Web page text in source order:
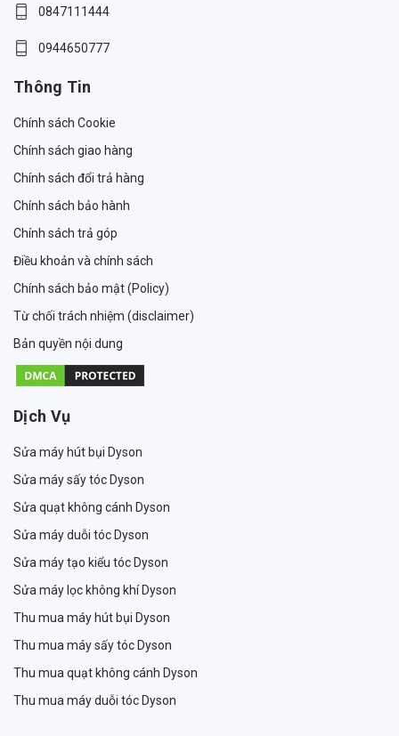
0847111444
0944650777
Thông Tin
Chính sách Cookie
Chính sách giao hàng
Chính sách đổi trả hàng
Chính sách bảo hành
Chính sách trả góp
Điều khoản và chính sách
Chính sách bảo mật (Policy)
Từ chối trách nhiệm (disclaimer)
Bản quyền nội dung
Dịch Vụ
Sửa máy hút bụi Dyson
Sửa máy sấy tóc Dyson
Sửa quạt không cánh Dyson
Sửa máy duỗi tóc Dyson
Sửa máy tạo kiểu tóc Dyson
Sửa máy lọc không khí Dyson
Thu mua máy hút bụi Dyson
Thu mua máy sấy tóc Dyson
Thu mua quạt không cánh Dyson
Thu mua máy duỗi tóc Dyson